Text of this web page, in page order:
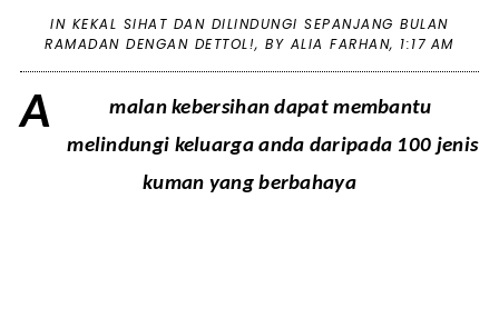
IN KEKAL SIHAT DAN DILINDUNGI SEPANJANG BULAN
RAMADAN DENGAN DETTOL!,BY ALIA FARHAN, 1:17 AM
A
malan kebersihan dapat membantu
melindungi keluarga anda daripada 100 jenis
kuman yang berbahaya